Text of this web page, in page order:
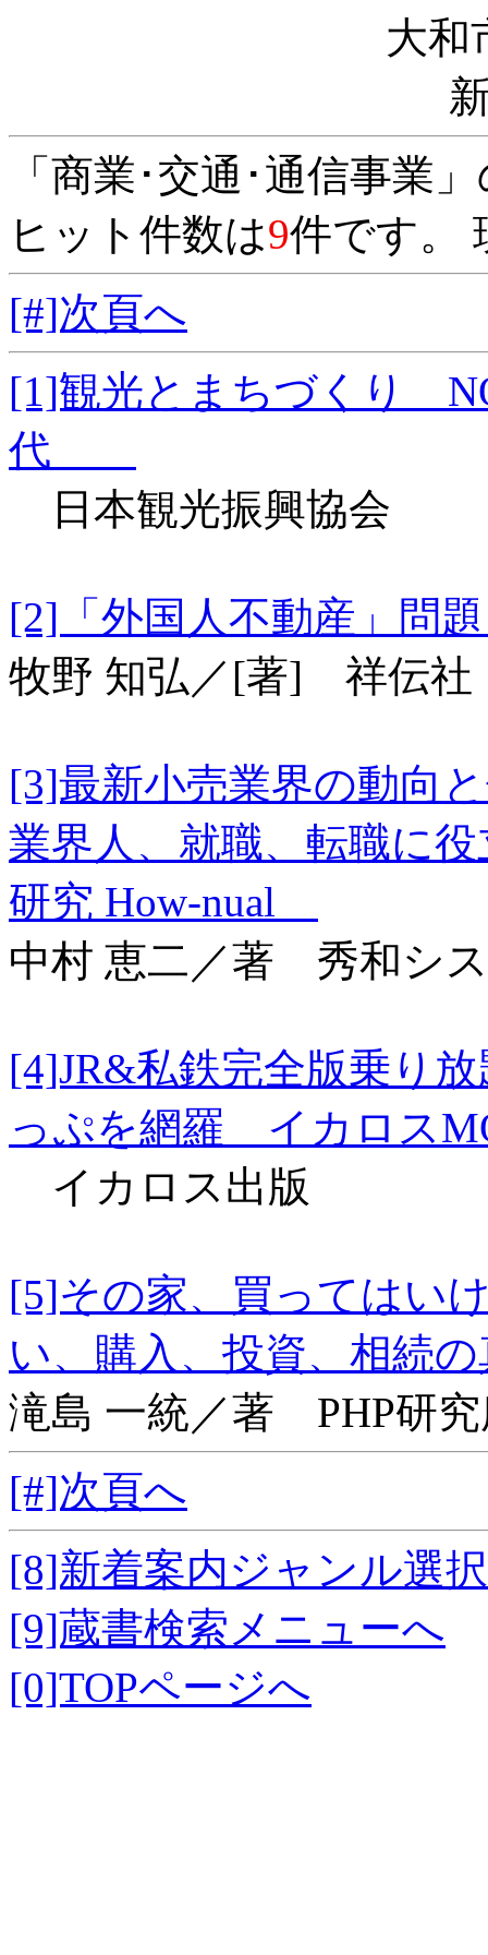
大和
「商業･交通･通信事業
ヒット件数は9件です。
[#]次頁へ
[1]観光とまちづくり
代
日本観光振興協会
[2]「外国人不動産
牧野 知弘／[著] 祥伝社
[3]最新小売業界の動
業界人、就職、転職に
研究 How‐nual
中村 恵二／著 秀和シ
[4]JR&私鉄完全版乗
っぷを網羅 イカロス
イカロス出版
[5]その家、買っては
い、購入、投資、相続
滝島 一統／著 PHP研究
[#]次頁へ
[8]新着案内ジャンル選
[9]蔵書検索メニューへ
[0]TOPページへ